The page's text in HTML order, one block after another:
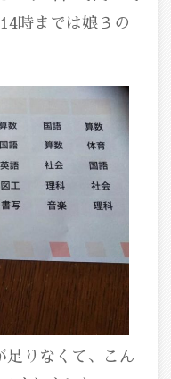
時までは娘３の
足りなくて、こん